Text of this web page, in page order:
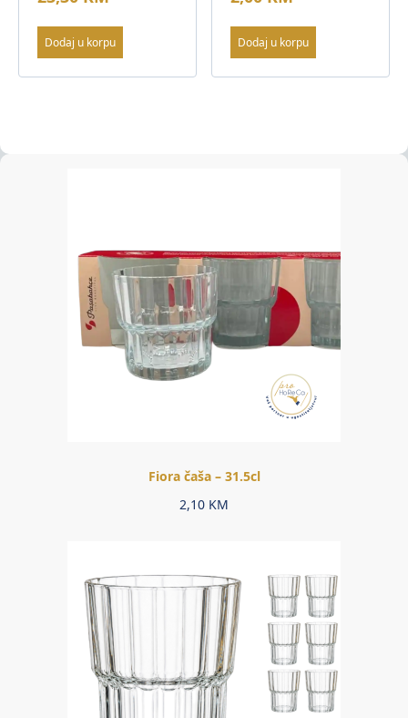
Dodaj u korpu Dodaj u korpu
Fiora čaša – 31.5cl
2,10 KM